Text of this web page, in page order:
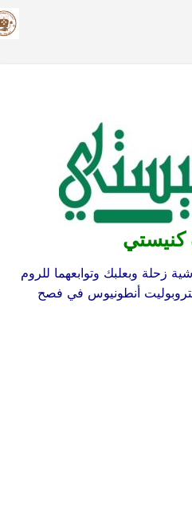
Skip
to
كنيستي
زحلة وبعلبك وتوابعهما للروم
أنطونيوس في فصح